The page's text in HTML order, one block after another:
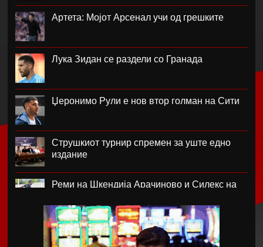
Артета: Мојот Арсенал учи од грешките
Лука Зидан се раздели со Гранада
Џеронимо Рули е нов втор голман на Сити
Струшкиот турнир спремен за уште едно
издание
Реми на Шкендија Арачиново и Силекс на
Јунајтед позајми два свои голови